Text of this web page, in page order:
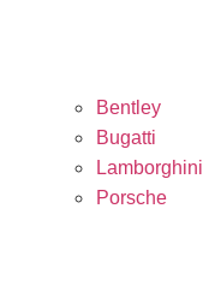
Bentley
Bugatti
Lamborghini
Porsche